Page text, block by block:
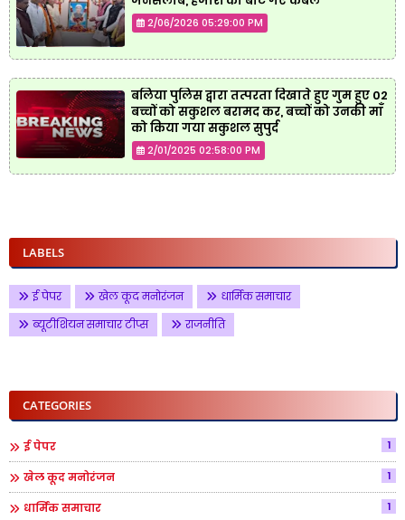
2/06/2026 05:29:00 PM
बलिया पुलिस द्वारा तत्परता दिखाते हुए गुम हुए 02
बच्चों को सकुशल बरामद कर, बच्चों को उनकी माँ
को किया गया सकुशल सुपुर्द
2/01/2025 02:58:00 PM
LABELS
ई पेपर खेल कूद मनोरंजन
धार्मिक समाचार
ब्यूटीशियन समाचार टीप्स
राजनीति
CATEGORIES
ई पेपर 1
खेल कूद मनोरंजन 1
धार्मिक समाचार 1